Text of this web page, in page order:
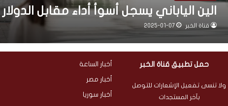
الين الياباني يسجل أسوأ أداء مقابل الدولار
قناة الخبر 2025-01-07
حمل تطبيق قناة الخبر
ولا تنسى تفعيل الإشعارات للتوصل
بآخر المستجدات
أخبار الساعة
أخبار مصر
أخبار سوريا